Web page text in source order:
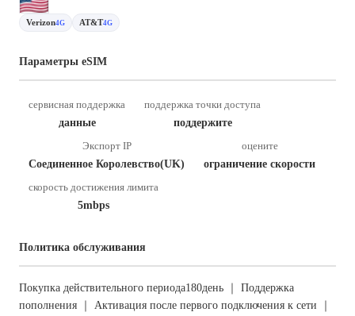
Verizon4G AT&T4G
Параметры eSIM
сервисная поддержка
данные
поддержка точки доступа
поддержите
Экспорт IP
Соединенное Королевство(UK)
оцените
ограничение скорости
скорость достижения лимита
5mbps
Политика обслуживания
Покупка действительного периода180день ｜ Поддержка
пополнения ｜ Активация после первого подключения к сети ｜